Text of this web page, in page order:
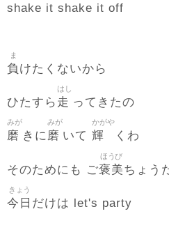
shake it shake it off
負
ま
けたくないから
ひたすら 走
はし
ってきたの
磨
みが
きに磨
みが
いて 輝
かがや
くわ
そのためにも ご褒美
ほうび
ちょう
今日
きょう
だけは let's party